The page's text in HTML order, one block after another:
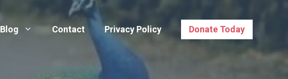
Blog Contact Privacy Policy Donate Today